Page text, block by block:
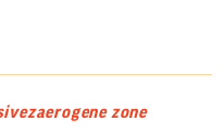
vezaerogene zone